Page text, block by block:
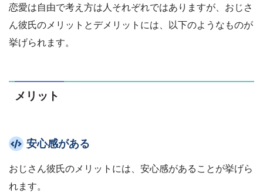
恋愛は自由で考え方は人それぞれではありますが、おじさ
ん彼氏のメリットとデメリットには、以下のようなものが
挙げられます。
メリット
安心感がある
おじさん彼氏のメリットには、安心感があることが挙げら
れます。